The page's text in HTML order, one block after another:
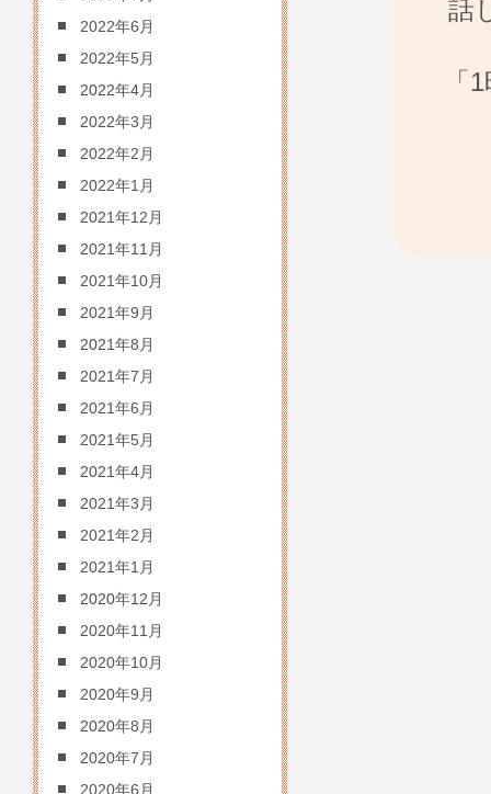
話
「
2022年6月
2022年5月
2022年4月
2022年3月
2022年2月
2022年1月
2021年12月
2021年11月
2021年10月
2021年9月
2021年8月
2021年7月
2021年6月
2021年5月
2021年4月
2021年3月
2021年2月
2021年1月
2020年12月
2020年11月
2020年10月
2020年9月
2020年8月
2020年7月
2020年6月